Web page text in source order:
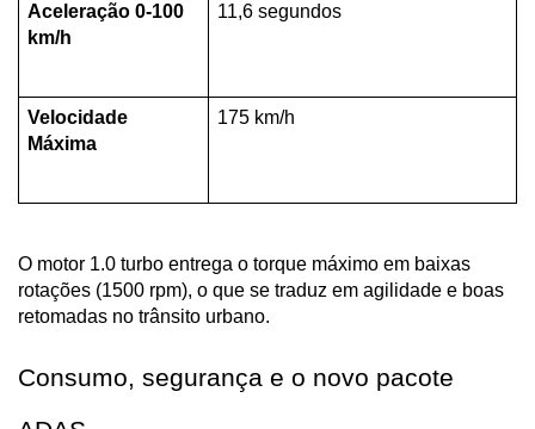
Aceleração 0-100
km/h
11,6 segundos
Velocidade
Máxima
175 km/h
O motor 1.0 turbo entrega o torque máximo em baixas
rotações (1500 rpm), o que se traduz em agilidade e boas
retomadas no trânsito urbano.
Consumo, segurança e o novo pacote